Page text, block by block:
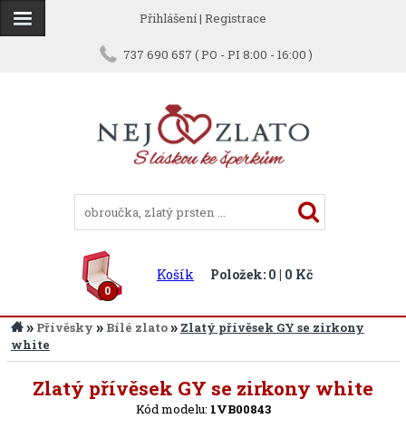
Přihlášení| Registrace
737 690 657 ( PO - PI 8:00 - 16:00 )
0
Košík Položek: 0 | 0 Kč
» Přívěsky » Bílé zlato» Zlatý přívěsek GY se zirkony
white
Zlatý přívěsek GY se zirkony white
Kód modelu: 1VB00843
Zpět